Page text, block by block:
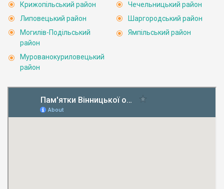
Крижопільський район
Липовецький район
Могилів-Подільський
район
Мурованокуриловецький
район
Чечельницький район
Шаргородський район
Ямпільський район